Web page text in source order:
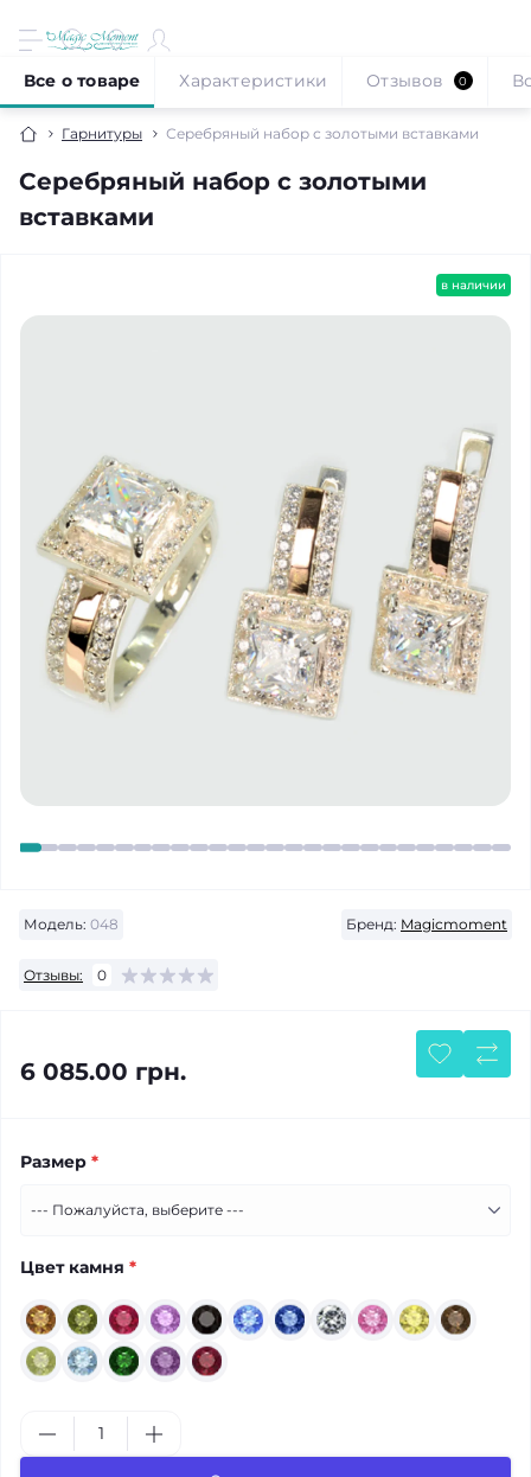
Гарнитуры Серебряный набор с золотыми вставками
Серебряный набор с золотыми
вставками
Все о товаре Характеристики Отзывов 0
в наличии
Модель: 048 Бренд: Magicmoment
Отзывы: 0
6 085.00 грн.
Размер *
Цвет камня *